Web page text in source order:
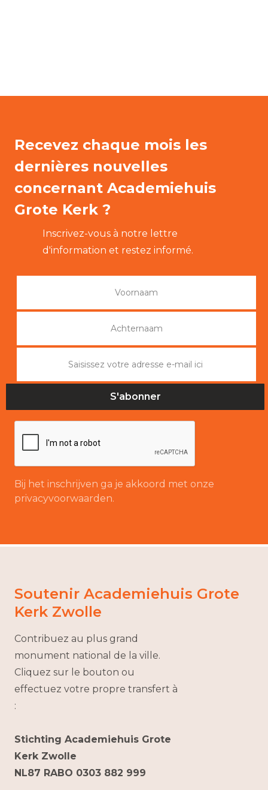
Recevez chaque mois les
dernières nouvelles
concernant Academiehuis
Grote Kerk ?
Inscrivez-vous à notre lettre
d'information et restez informé.
Bij het inschrijven ga je akkoord met onze
privacyvoorwaarden.
Soutenir Academiehuis Grote
Kerk Zwolle
Contribuez au plus grand
monument national de la ville.
Cliquez sur le bouton ou
effectuez votre propre transfert à
:
Stichting Academiehuis Grote
Kerk Zwolle
NL87 RABO 0303 882 999